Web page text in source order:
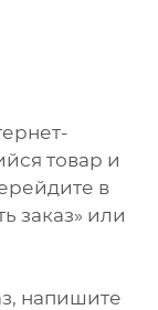
товар и
в
заказ» или
напишите